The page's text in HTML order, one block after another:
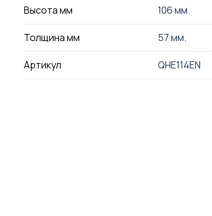
Высота мм 106 мм.
Толщина мм 57 мм.
Артикул QHE114EN